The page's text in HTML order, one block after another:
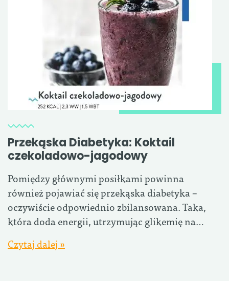
Przekąska Diabetyka: Koktail
czekoladowo-jagodowy
Pomiędzy głównymi posiłkami powinna
również pojawiać się przekąska diabetyka –
oczywiście odpowiednio zbilansowana. Taka,
która doda energii, utrzymując glikemię na…
Czytaj dalej »